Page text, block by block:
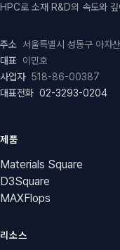
HPC로 소재 R&D의 속도와
주소
서울특별시 성동구 아
대표
이민호
사업자 518-86-00387
대표전화 02-3293-0204
제품
Materials Square
D3Square
MAXFlops
리소스